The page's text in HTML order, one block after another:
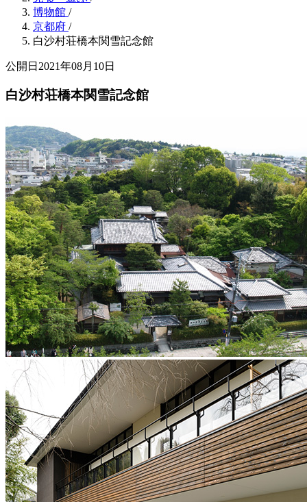
博物館 /
京都府 /
白沙村荘橋本関雪記念館
公開日2021年08月10日
白沙村荘橋本関雪記念館